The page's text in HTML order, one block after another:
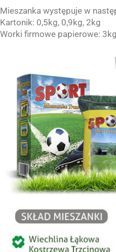
Mieszanka występuje w
Kartonik: 0,5kg, 0,9kg, 2kg
Worki firmowe papierowe: